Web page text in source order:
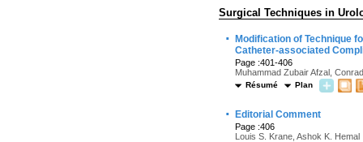
Surgical Techniques in
·
Modification of Technique
Catheter-associated
Page :401-406
Muhammad Zubair Afzal,
Résumé Plan
· Editorial Comment
Page :406
Louis S. Krane, Ashok K. Hemal